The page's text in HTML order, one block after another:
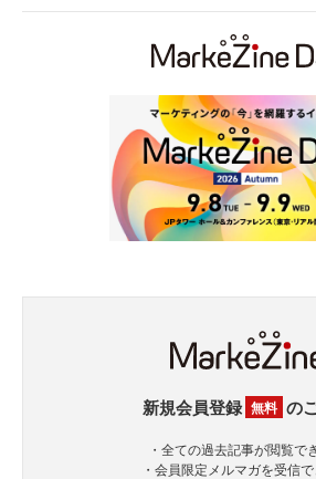
新規会員登録 無料 の
・全ての過去記事が閲覧で
・会員限定メルマガを受信